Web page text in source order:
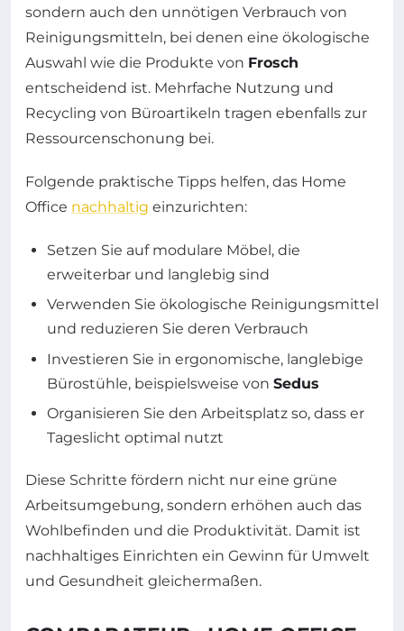
sondern auch den unnötigen Verbrauch von
Reinigungsmitteln, bei denen eine ökologische
Auswahl wie die Produkte von Frosch
entscheidend ist. Mehrfache Nutzung und
Recycling von Büroartikeln tragen ebenfalls zur
Ressourcenschonung bei.
Folgende praktische Tipps helfen, das Home
Office nachhaltig einzurichten:
Setzen Sie auf modulare Möbel, die
erweiterbar und langlebig sind
Verwenden Sie ökologische Reinigungsmittel
und reduzieren Sie deren Verbrauch
Investieren Sie in ergonomische, langlebige
Bürostühle, beispielsweise von Sedus
Organisieren Sie den Arbeitsplatz so, dass er
Tageslicht optimal nutzt
Diese Schritte fördern nicht nur eine grüne
Arbeitsumgebung, sondern erhöhen auch das
Wohlbefinden und die Produktivität. Damit ist
nachhaltiges Einrichten ein Gewinn für Umwelt
und Gesundheit gleichermaßen.